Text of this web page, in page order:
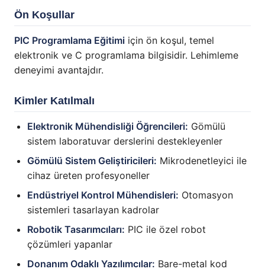
Ön Koşullar
PIC Programlama Eğitimi için ön koşul, temel
elektronik ve C programlama bilgisidir. Lehimleme
deneyimi avantajdır.
Kimler Katılmalı
Elektronik Mühendisliği Öğrencileri: Gömülü
sistem laboratuvar derslerini destekleyenler
Gömülü Sistem Geliştiricileri: Mikrodenetleyici ile
cihaz üreten profesyoneller
Endüstriyel Kontrol Mühendisleri: Otomasyon
sistemleri tasarlayan kadrolar
Robotik Tasarımcıları: PIC ile özel robot
çözümleri yapanlar
Donanım Odaklı Yazılımcılar: Bare-metal kod